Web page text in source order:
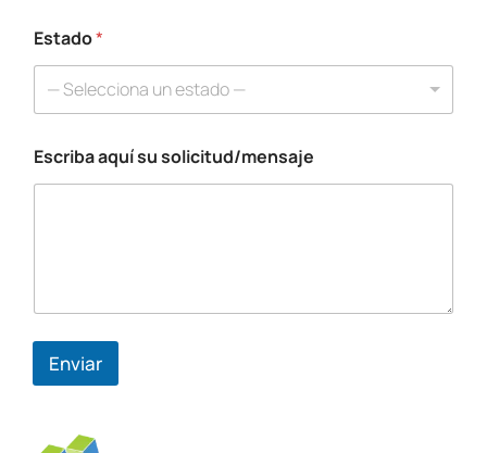
o
n
Estado*
— Selecciona un estado —
Escriba aquí su solicitud/mensaje
Enviar